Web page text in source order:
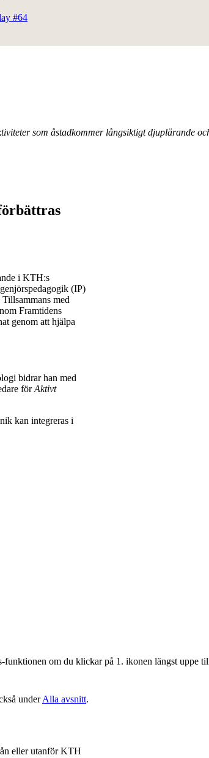
#64
som åstadkommer långsiktigt djuplärande
i KTH:s
(IP)
med
Framtidens
genom att hjälpa
bidrar han med
förAktivt
kan integreras i
om du klickar på 1. ikonen längst uppe
underAlla avsnitt.
eller utanför KTH